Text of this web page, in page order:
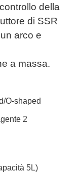
della
di SSR
arco e
a massa.
O-shaped
2
5L)